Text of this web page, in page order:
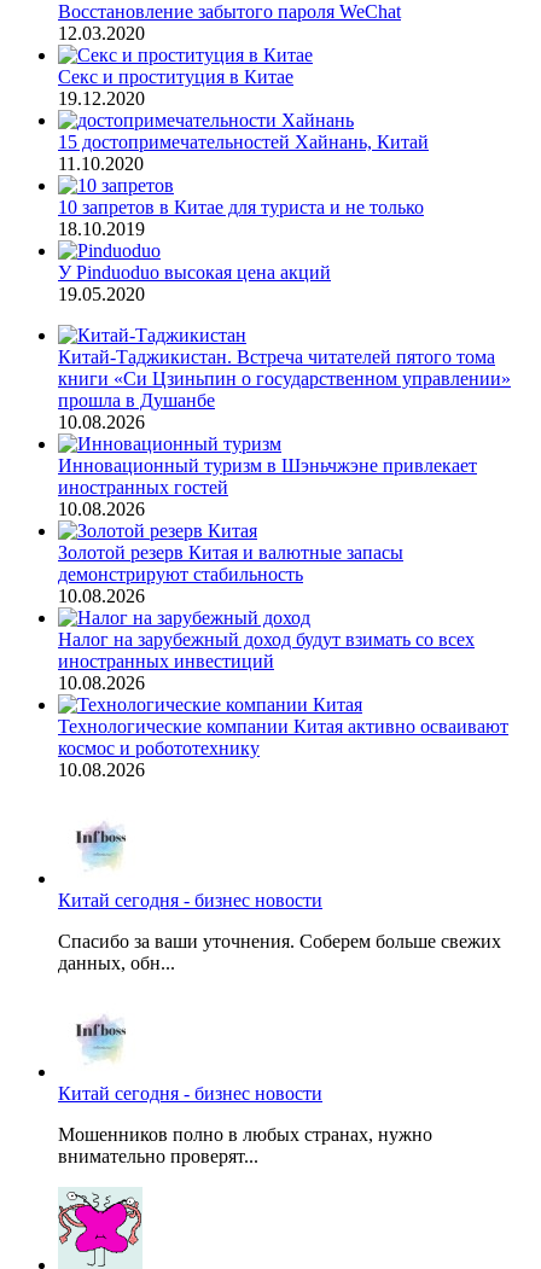
Восстановление забытого пароля WeChat
12.03.2020
Секс и проституция в Китае
19.12.2020
15 достопримечательностей Хайнань, Китай
11.10.2020
10 запретов в Китае для туриста и не только
18.10.2019
У Pinduoduo высокая цена акций
19.05.2020
Китай-Таджикистан. Встреча читателей пятого тома
книги «Си Цзиньпин о государственном управлении»
прошла в Душанбе
10.08.2026
Инновационный туризм в Шэньчжэне привлекает
иностранных гостей
10.08.2026
Золотой резерв Китая и валютные запасы
демонстрируют стабильность
10.08.2026
Налог на зарубежный доход будут взимать со всех
иностранных инвестиций
10.08.2026
Технологические компании Китая активно осваивают
космос и робототехнику
10.08.2026
Китай сегодня - бизнес новости
Спасибо за ваши уточнения. Соберем больше свежих
данных, обн...
Китай сегодня - бизнес новости
Мошенников полно в любых странах, нужно
внимательно проверят...